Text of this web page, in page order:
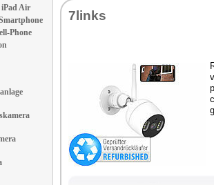
iPad Air
Phone
7links